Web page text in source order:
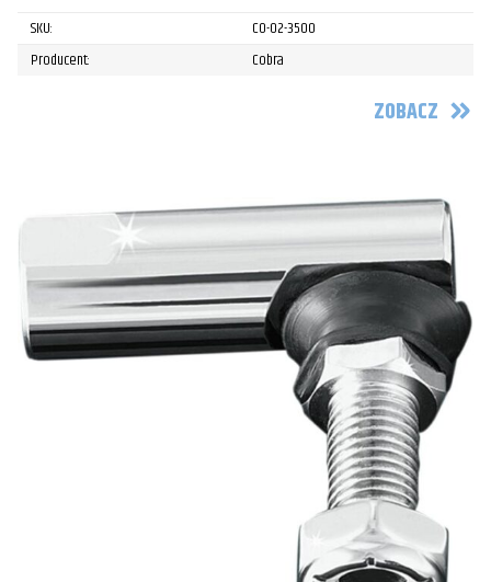
SKU:
CO-02-3500
Producent:
Cobra
ZOBACZ